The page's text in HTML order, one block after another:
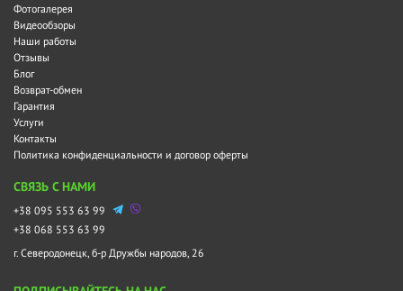
Фотогалерея
Видеообзоры
Наши работы
Отзывы
Блог
Возврат-обмен
Гарантия
Услуги
Контакты
Политика конфиденциальности и договор оферты
СВЯЗЬ С НАМИ
+38 095 553 63 99
+38 068 553 63 99
г. Северодонецк, б-р Дружбы народов, 26